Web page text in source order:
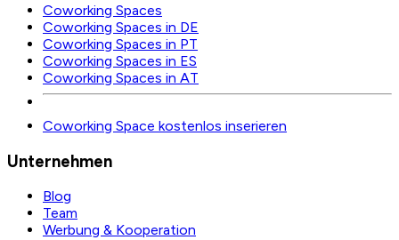
Coworking Spaces
Coworking Spaces in DE
Coworking Spaces in PT
Coworking Spaces in ES
Coworking Spaces in AT
Coworking Space kostenlos inserieren
Unternehmen
Blog
Team
Werbung & Kooperation